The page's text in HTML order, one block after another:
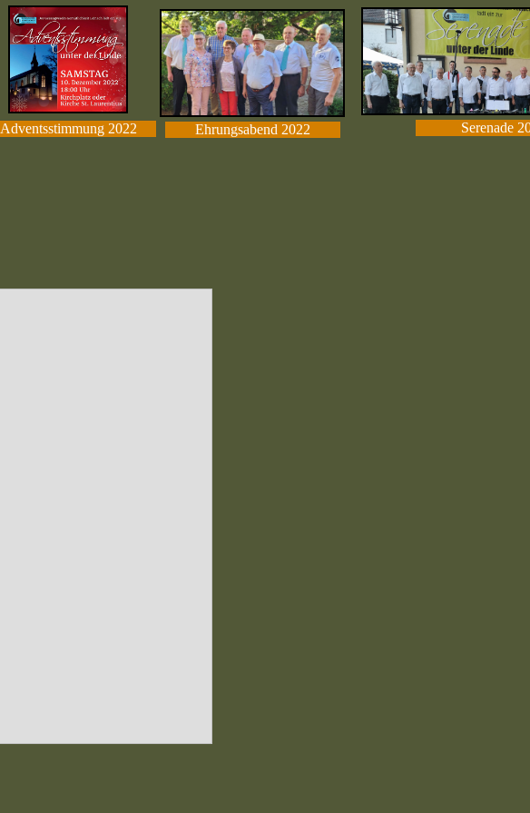
Adventsstimmung 2022 Ehrungsabend 2022 Serenade